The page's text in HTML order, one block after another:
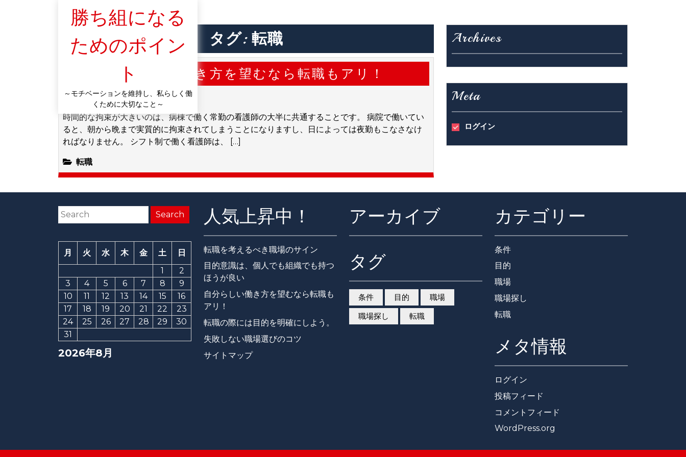
勝ち組になる
ためのポイン
ト
～モチベーションを維持し、私らしく働
くために大切なこと～
タグ: 転職
自分らしい働き方を望むなら転職もアリ！
2020/02/16
時間的な拘束が大きいのは、病棟で働く常勤の看護師の大半に共通することです。 病院で働いてい
ると、朝から晩まで実質的に拘束されてしまうことになりますし、日によっては夜勤もこなさなけ
ればなりません。 シフト制で働く看護師は、 […]
転職
Archives
Meta
ログイン
2026年8月
月 火 水 木 金 土
日
1
2
3
4 5 6 7 8
9
10
11 12 13 14 15
16
17
18 19 20 21 22
23
24
25 26 27 28 29
30
31
人気上昇中！
転職を考えるべき職場のサイン
目的意識は、個人でも組織でも持つ
ほうが良い
自分らしい働き方を望むなら転職も
アリ！
転職の際には目的を明確にしよう。
失敗しない職場選びのコツ
サイトマップ
アーカイブ
タグ
条件 目的
職場
職場探し
転職
カテゴリー
条件
目的
職場
職場探し
転職
メタ情報
ログイン
投稿フィード
コメントフィード
WordPress.org